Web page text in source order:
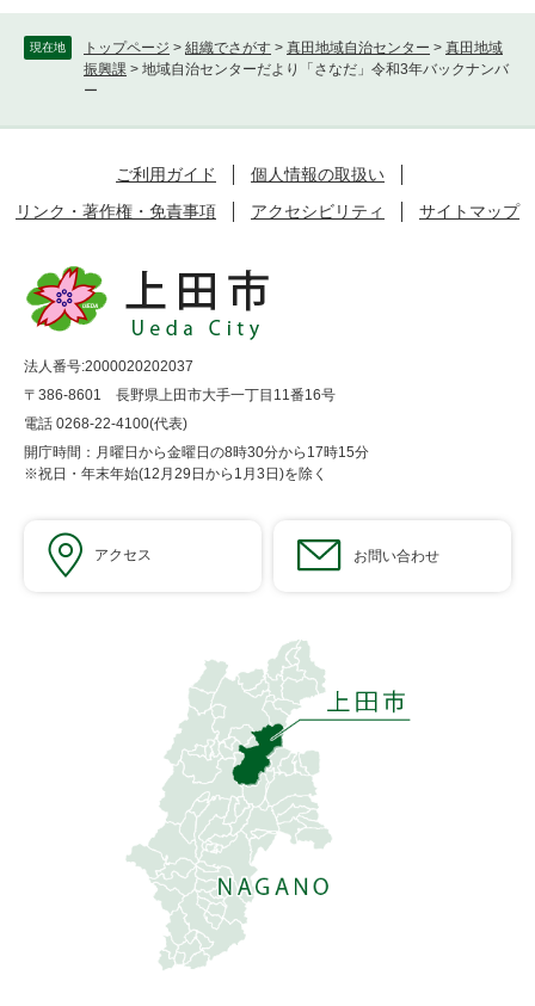
現在地 トップページ > 組織でさがす > 真田地域自治センター > 真田地域
振興課 > 地域自治センターだより「さなだ」令和3年バックナンバ
ー
ご利用ガイド
個人情報の取扱い
リンク・著作権・免責事項
アクセシビリティ サイトマップ
法人番号:2000020202037
〒386-8601 長野県上田市大手一丁目11番16号
電話 0268-22-4100(代表)
開庁時間：月曜日から金曜日の8時30分から17時15分
※祝日・年末年始(12月29日から1月3日)を除く
アクセス お問い合わせ